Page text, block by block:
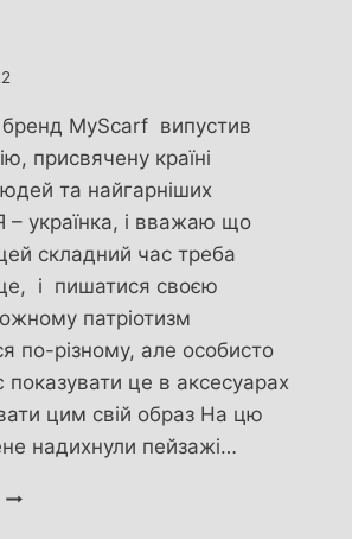
бренд MyScarf випустив
присвячену країні
та найгарніших
– українка, і вважаю що
складний час треба
і пишатися своєю
патріотизм
по-різному, але особисто
показувати це в аксесуарах
цим свій образ На цю
надихнули пейзажі…
ЯК